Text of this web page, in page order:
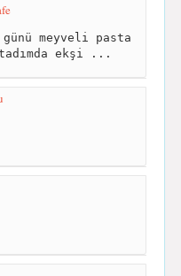
günü meyveli pasta
ekşi ...